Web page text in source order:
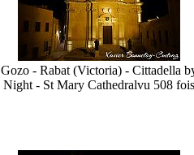
Gozo - Rabat (Victoria) - Cittadella
Night - St Mary Cathedralvu 508 fois